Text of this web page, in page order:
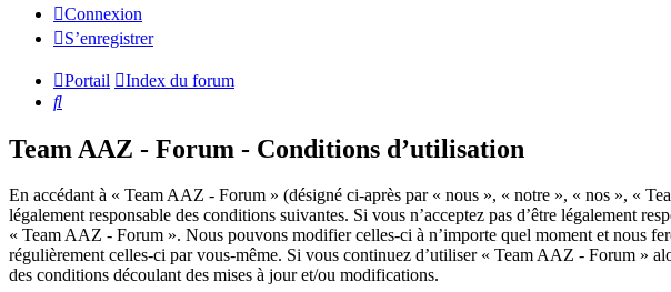
Connexion
S’enregistrer
Portail
Index du forum
Rechercher
Team AAZ - Forum - Conditions d’utilisation
En accédant à « Team AAZ - Forum » (désigné ci-après par « nous », « notre », « nos », «
légalement responsable des conditions suivantes. Si vous n’acceptez pas d’être légalement
« Team AAZ - Forum ». Nous pouvons modifier celles-ci à n’importe quel moment et nous
régulièrement celles-ci par vous-même. Si vous continuez d’utiliser « Team AAZ - Forum »
des conditions découlant des mises à jour et/ou modifications.